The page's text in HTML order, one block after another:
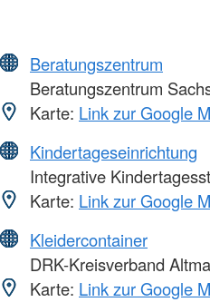
Beratungszentrum
Beratungszentrum
Karte: Link zur Google
Kindertageseinrichtung
Integrative
Karte: Link zur Google
Kleidercontainer
DRK-Kreisverband
Karte: Link zur Google